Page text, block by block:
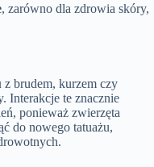
, zarówno dla zdrowia skóry,
z brudem, kurzem czy
Interakcje te znacznie
ponieważ zwierzęta
do nowego tatuażu,